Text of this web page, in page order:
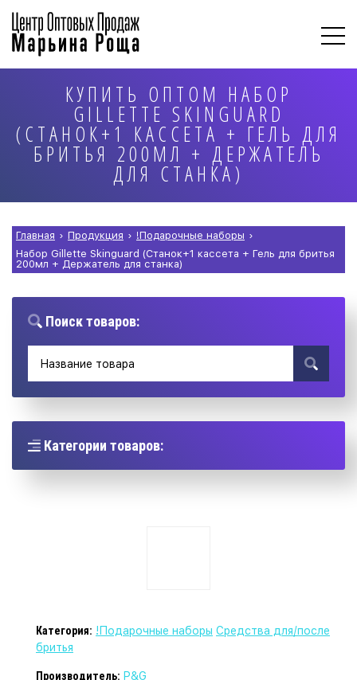
КУПИТЬ ОПТОМ НАБОР
GILLETTE SKINGUARD
(СТАНОК+1 КАССЕТА + ГЕЛЬ ДЛЯ
БРИТЬЯ 200МЛ + ДЕРЖАТЕЛЬ
ДЛЯ СТАНКА)
Главная › Продукция › !Подарочные наборы ›
Набор Gillette Skinguard (Станок+1 кассета + Гель для бритья
200мл + Держатель для станка)
Поиск товаров:
Категории товаров:
Категория: !Подарочные наборы Средства для/после
бритья
Производитель: P&G